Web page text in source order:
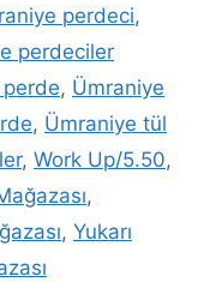
perdeci,
perdeciler
, Ümraniye
, Ümraniye tül
, Work Up/5.50,
,
, Yukarı